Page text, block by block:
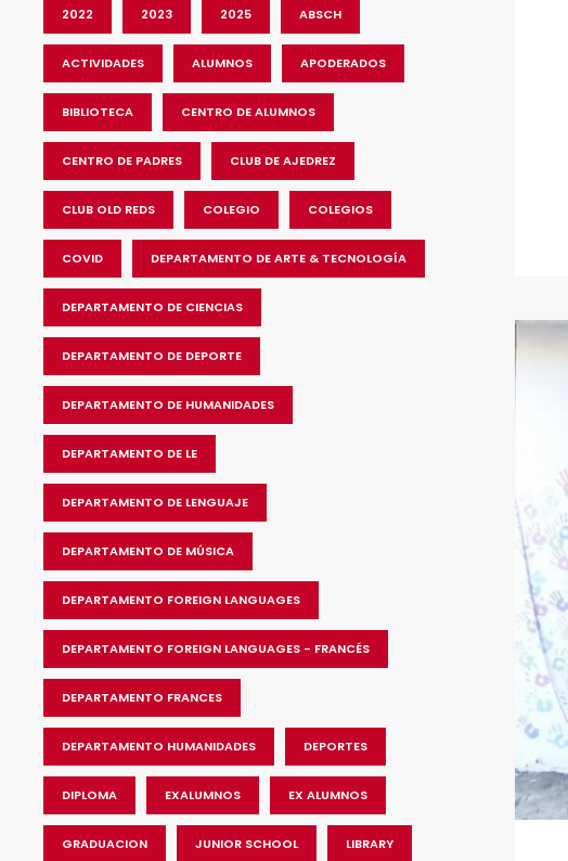
2022 2023 2025 ABSCH
ACTIVIDADES ALUMNOS APODERADOS
BIBLIOTECA CENTRO DE ALUMNOS
CENTRO DE PADRES CLUB DE AJEDREZ
CLUB OLD REDS COLEGIO COLEGIOS
COVID DEPARTAMENTO DE ARTE & TECNOLOGÍA
DEPARTAMENTO DE CIENCIAS
DEPARTAMENTO DE DEPORTE
DEPARTAMENTO DE HUMANIDADES
DEPARTAMENTO DE LE
DEPARTAMENTO DE LENGUAJE
DEPARTAMENTO DE MÚSICA
DEPARTAMENTO FOREIGN LANGUAGES
DEPARTAMENTO FOREIGN LANGUAGES - FRANCÉS
DEPARTAMENTO FRANCES
DEPARTAMENTO HUMANIDADES DEPORTES
DIPLOMA EXALUMNOS EX ALUMNOS
GRADUACION JUNIOR SCHOOL LIBRARY